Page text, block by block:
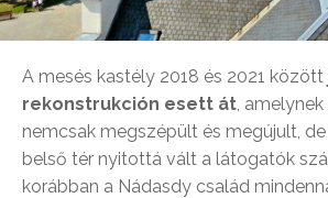
A mesés kastély 2018 és 2021 között
rekonstrukción esett át ,
nemcsak megszépült és megújult,
belső tér nyitottá vált a látogatók
korábban a Nádasdy család